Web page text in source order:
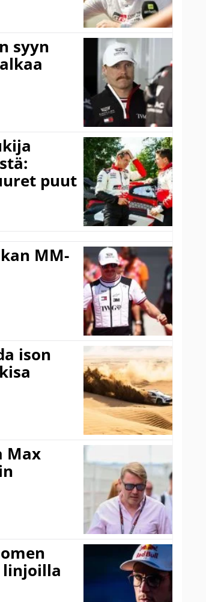
syyn
puut
MM-
ison
Max
linjoilla